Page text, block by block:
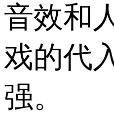
音效和
戏的代
强。